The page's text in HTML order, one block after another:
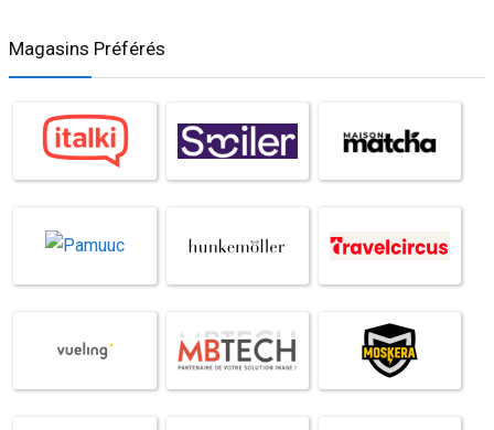
Magasins Préférés